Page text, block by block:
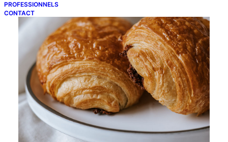
PROFESSIONNELS
CONTACT